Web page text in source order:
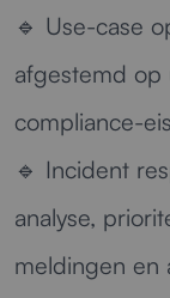
🔹 Use-case
afgestemd op
compliance-
🔹 Incident
analyse,
meldingen en